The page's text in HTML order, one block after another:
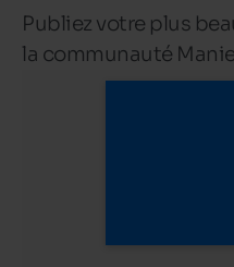
Publiez votre plus
la communauté